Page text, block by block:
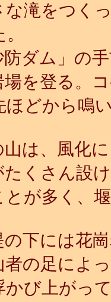
な滝をつく
ダム」の
場を登る。
ほどから鳴
は、風化
たくさん設
とが多く、
下には花
者の足によ
かび上がっ